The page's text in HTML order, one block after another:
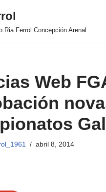
Ria Ferrol Concepción Arenal
Web
abril 8, 2014